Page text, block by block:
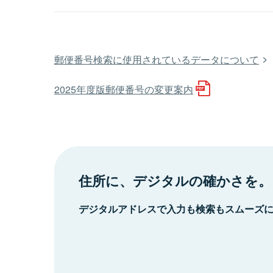
郵便番号検索に使用されているデータについて
2025年度版郵便番号の変更案内
住所に、デジタルの確かさを。
デジタルアドレスで入力も検索もスムーズ